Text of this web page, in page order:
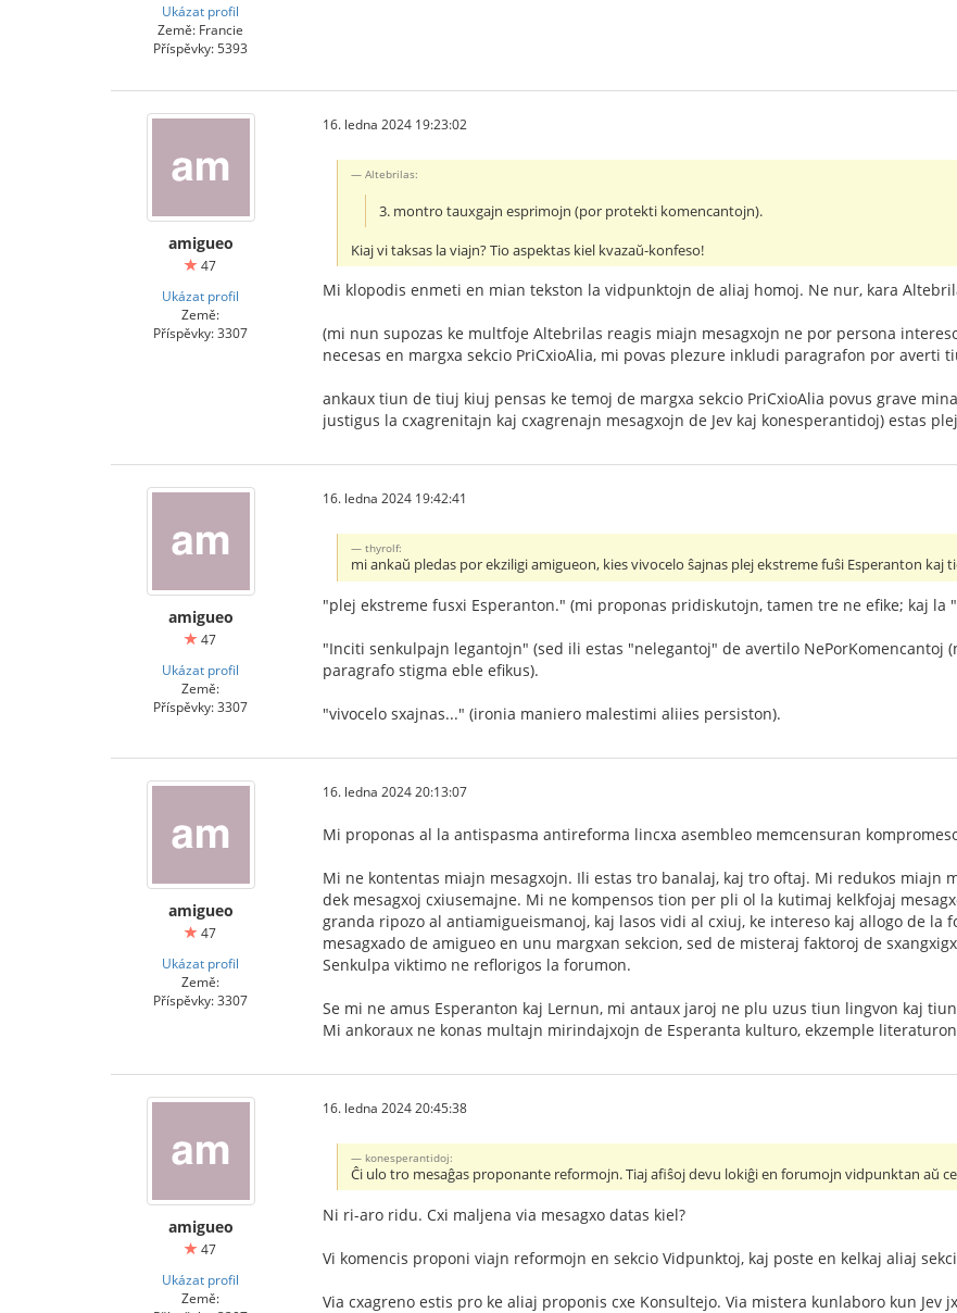
Ukázat profil
Země: Francie
Příspěvky: 5393
amigueo
47
Ukázat profil
Země:
Příspěvky: 3307
16. ledna 2024 19:23:02
Altebrilas:
3. montro tauxgajn esprimojn (por protekti komencantojn).
Kiaj vi taksas la viajn? Tio aspektas kiel kvazaŭ-konfeso!
Mi klopodis enmeti en mian tekston la vidpunktojn de aliaj homoj. Ne nur, kara
(mi nun supozas ke multfoje Altebrilas reagis miajn mesagxojn ne por persona
necesas en margxa sekcio PriCxioAlia, mi povas plezure inkludi paragrafon por averti
ankaux tiun de tiuj kiuj pensas ke temoj de margxa sekcio PriCxioAlia povus grave
justigus la cxagrenitajn kaj cxagrenajn mesagxojn de Jev kaj konesperantidoj) estas
amigueo
47
Ukázat profil
Země:
Příspěvky: 3307
16. ledna 2024 19:42:41
thyrolf:
mi ankaŭ pledas por ekziligi amigueon, kies vivocelo ŝajnas plej ekstreme fuŝi Esperanton kaj
"plej ekstreme fusxi Esperanton." (mi proponas pridiskutojn, tamen tre ne efike; kaj la
"Inciti senkulpajn legantojn" (sed ili estas "nelegantoj" de avertilo NePorKomencantoj
paragrafo stigma eble efikus).
"vivocelo sxajnas..." (ironia maniero malestimi aliies persiston).
amigueo
47
Ukázat profil
Země:
Příspěvky: 3307
16. ledna 2024 20:13:07
Mi proponas al la antispasma antireforma lincxa asembleo memcensuran
Mi ne kontentas miajn mesagxojn. Ili estas tro banalaj, kaj tro oftaj. Mi redukos miajn
dek mesagxoj cxiusemajne. Mi ne kompensos tion per pli ol la kutimaj kelkfojaj
granda ripozo al antiamigueismanoj, kaj lasos vidi al cxiuj, ke intereso kaj allogo de la
mesagxado de amigueo en unu margxan sekcion, sed de misteraj faktoroj de
Senkulpa viktimo ne reflorigos la forumon.
Se mi ne amus Esperanton kaj Lernun, mi antaux jaroj ne plu uzus tiun lingvon kaj
Mi ankoraux ne konas multajn mirindajxojn de Esperanta kulturo, ekzemple
amigueo
47
Ukázat profil
Země:
16. ledna 2024 20:45:38
konesperantidoj:
Ĉi ulo tro mesaĝas proponante reformojn. Tiaj afiŝoj devu lokiĝi en forumojn vidpunktan aŭ
Ni ri-aro ridu. Cxi maljena via mesagxo datas kiel?
Vi komencis proponi viajn reformojn en sekcio Vidpunktoj, kaj poste en kelkaj aliaj
Via cxagreno estis pro ke aliaj proponis cxe Konsultejo. Via mistera kunlaboro kun